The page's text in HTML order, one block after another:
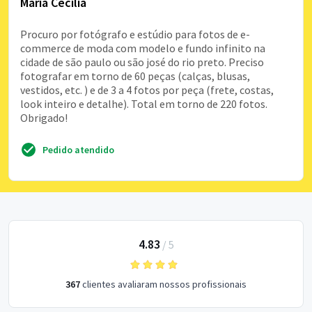
Procuro por fotógrafo e estúdio para fotos de e-
commerce de moda com modelo e fundo infinito na
cidade de são paulo ou são josé do rio preto. Preciso
fotografar em torno de 60 peças (calças, blusas,
vestidos, etc. ) e de 3 a 4 fotos por peça (frete, costas,
look inteiro e detalhe). Total em torno de 220 fotos.
Obrigado!
Pedido atendido
4.83 / 5
367clientes avaliaram nossos profissionais